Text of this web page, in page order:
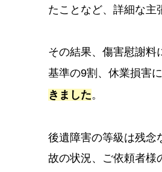
たことなど、詳細な主
その結果、傷害慰謝
基準の9割、休業損害に
きました。
後遺障害の等級は残念
故の状況、ご依頼者様